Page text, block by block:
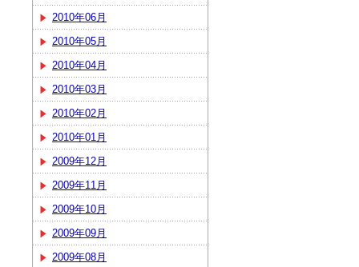
2010年06月
2010年05月
2010年04月
2010年03月
2010年02月
2010年01月
2009年12月
2009年11月
2009年10月
2009年09月
2009年08月